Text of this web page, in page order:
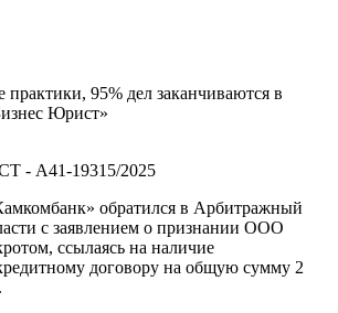
95% дел заканчиваются в
Юрист»
А41-19315/2025
обратился в Арбитражный
с заявлением о признании ООО
ссылаясь на наличие
договору на общую сумму 2